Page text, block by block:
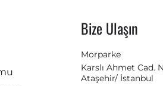
Bize Ulaşın
Morparke
Karslı Ahmet Cad.
Ataşehir/ İstanbul